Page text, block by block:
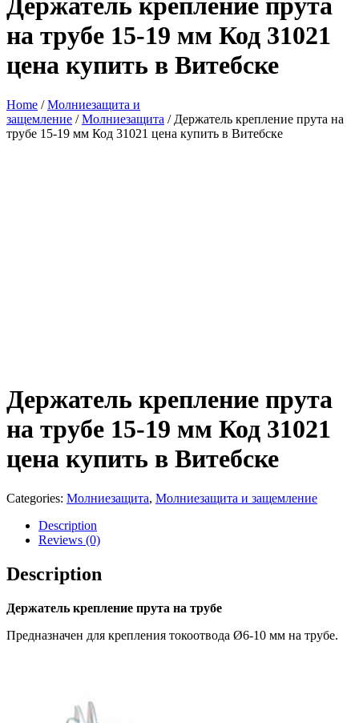
Держатель крепление прута
на трубе 15-19 мм Код 31021
цена купить в Витебске
Home /Молниезащита и
защемление /Молниезащита / Держатель крепление прута на
трубе 15-19 мм Код 31021 цена купить в Витебске
Держатель крепление прута
на трубе 15-19 мм Код 31021
цена купить в Витебске
Categories: Молниезащита, Молниезащита и защемление
Description
Reviews (0)
Description
Держатель крепление прута на трубе
Предназначен для крепления токоотвода Ø6-10 мм на трубе.